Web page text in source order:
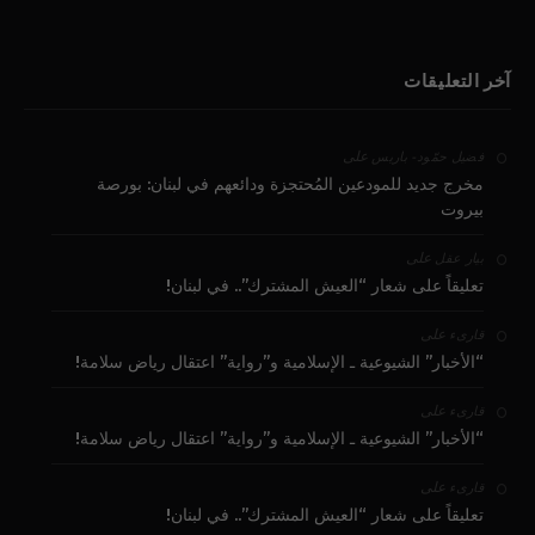
آخر التعليقات
فضيل حمّود - باريس على
مخرج جديد للمودعين المُحتجزة ودائعهم في لبنان: بورصة
بيروت
بيار عقل على
تعليقاً على شعار “العيش المشترك”.. في لبنان!
قارىء على
“الأخبار” الشيوعية ـ الإسلامية و”رواية” اعتقال رياض سلامة!
قارىء على
“الأخبار” الشيوعية ـ الإسلامية و”رواية” اعتقال رياض سلامة!
قارىء على
تعليقاً على شعار “العيش المشترك”.. في لبنان!